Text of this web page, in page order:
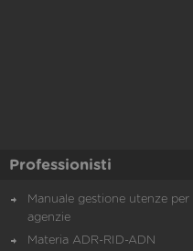
Professionisti
Manuale gestione utenze per
agenzie
Materia ADR-RID-ADN